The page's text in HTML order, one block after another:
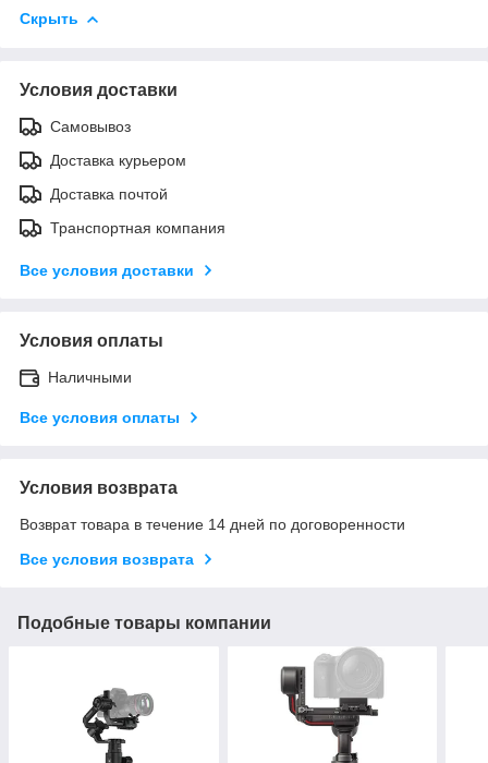
Скрыть
Условия доставки
Самовывоз
Доставка курьером
Доставка почтой
Транспортная компания
Все условия доставки
Условия оплаты
Наличными
Все условия оплаты
Условия возврата
Возврат товара в течение 14 дней по договоренности
Все условия возврата
Подобные товары компании